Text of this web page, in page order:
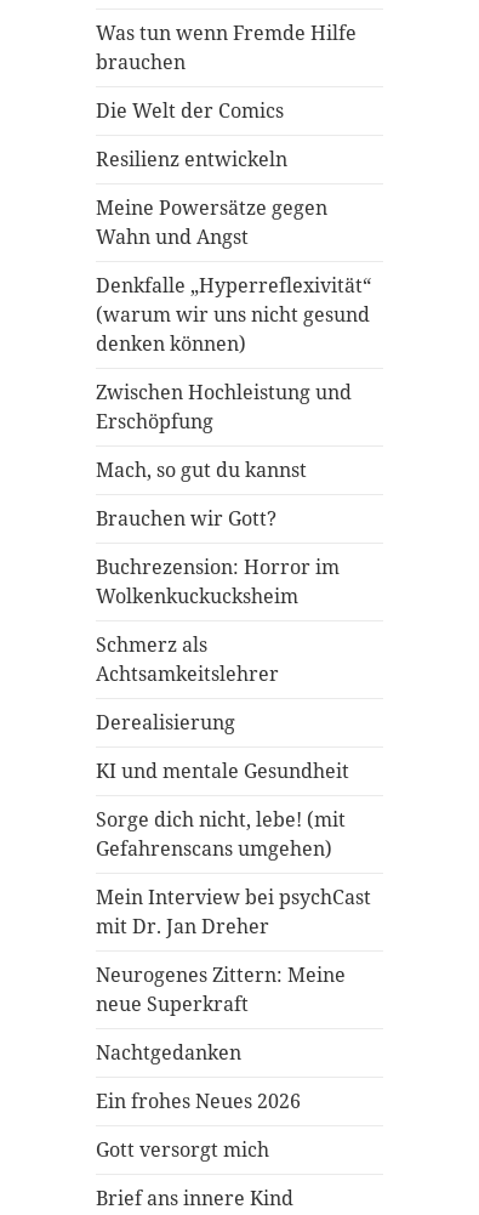
Was tun wenn Fremde Hilfe
brauchen
Die Welt der Comics
Resilienz entwickeln
Meine Powersätze gegen
Wahn und Angst
Denkfalle „Hyperreflexivität“
(warum wir uns nicht gesund
denken können)
Zwischen Hochleistung und
Erschöpfung
Mach, so gut du kannst
Brauchen wir Gott?
Buchrezension: Horror im
Wolkenkuckucksheim
Schmerz als
Achtsamkeitslehrer
Derealisierung
KI und mentale Gesundheit
Sorge dich nicht, lebe! (mit
Gefahrenscans umgehen)
Mein Interview bei psychCast
mit Dr. Jan Dreher
Neurogenes Zittern: Meine
neue Superkraft
Nachtgedanken
Ein frohes Neues 2026
Gott versorgt mich
Brief ans innere Kind